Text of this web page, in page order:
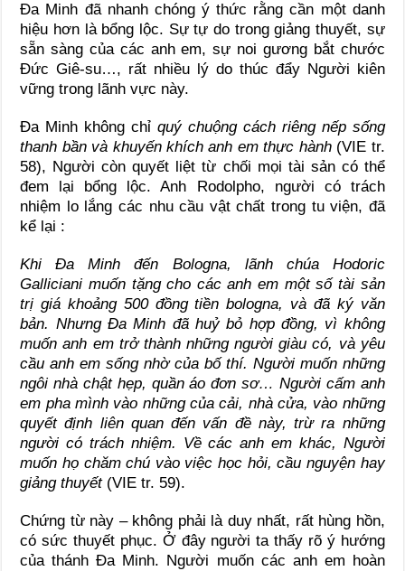
Đa Minh đã nhanh chóng ý thức rằng cần một danh
hiệu hơn là bổng lộc. Sự tự do trong giảng thuyết, sự
sẵn sàng của các anh em, sự noi gương bắt chước
Đức Giê-su…, rất nhiều lý do thúc đẩy Người kiên
vững trong lãnh vực này.
Đa Minh không chỉquý chuộng cách riêng nếp sống
thanh bần và khuyến khích anh em thực hành(VIE tr.
58), Người còn quyết liệt từ chối mọi tài sản có thể
đem lại bổng lộc. Anh Rodolpho, người có trách
nhiệm lo lắng các nhu cầu vật chất trong tu viện, đã
kể lại :
Khi Đa Minh đến Bologna, lãnh chúa Hodoric
Galliciani muốn tặng cho các anh em một số tài sản
trị giá khoảng 500 đồng tiền bologna, và đã ký văn
bản. Nhưng Đa Minh đã huỷ bỏ hợp đồng, vì không
muốn anh em trở thành những người giàu có, và yêu
cầu anh em sống nhờ của bố thí. Người muốn những
ngôi nhà chật hẹp, quần áo đơn sơ… Người cấm anh
em pha mình vào những của cải, nhà cửa, vào những
quyết định liên quan đến vấn đề này, trừ ra những
người có trách nhiệm. Về các anh em khác, Người
muốn họ chăm chú vào việc học hỏi, cầu nguyện hay
giảng thuyết(VIE tr. 59).
Chứng từ này – không phải là duy nhất, rất hùng hồn,
có sức thuyết phục. Ở đây người ta thấy rõ ý hướng
của thánh Đa Minh. Người muốn các anh em hoàn